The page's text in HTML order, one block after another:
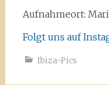
Aufnahmeort:
Folgt uns auf
Ibiza-Pics